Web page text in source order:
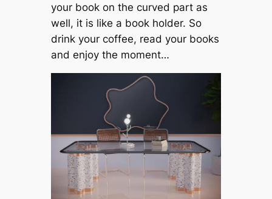
your book on the curved part as
well, it is like a book holder. So
drink your coffee, read your books
and enjoy the moment…